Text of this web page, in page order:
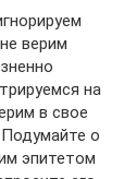
верим
на
в свое
о
эпитетом